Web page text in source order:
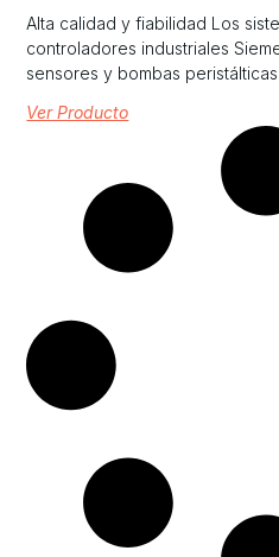
Alta calidad y fiabilidad Los
controladores industriales
sensores y bombas
Ver Producto